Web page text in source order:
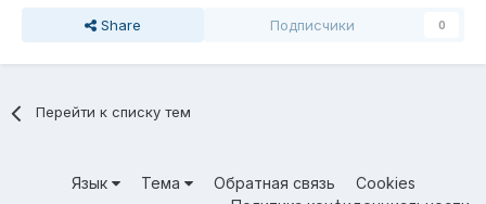
Share Подписчики 0
Перейти к списку тем
Язык Тема Обратная связь
Cookies